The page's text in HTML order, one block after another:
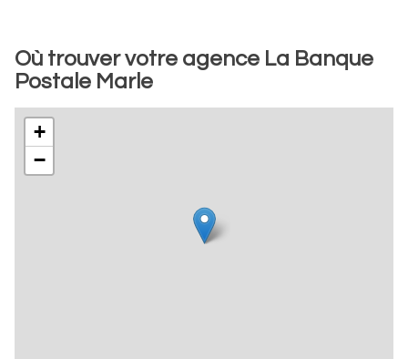
Où trouver votre agence La Banque
Postale Marle
+
−